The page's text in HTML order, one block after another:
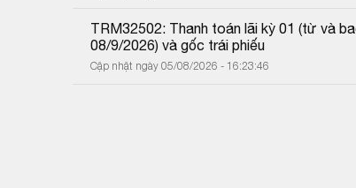
TRM32502: Thanh toán lãi kỳ 01 (từ và
08/9/2026) và gốc trái phiếu
Cập nhật ngày 05/08/2026 - 16:23:46